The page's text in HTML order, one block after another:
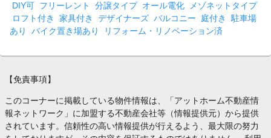
DIY可 フリーレント 分譲タイプ オール電化
メゾネットタイプ
ロフト付き
家具付き デザイナーズ バルコニー 庭付き
駐車場
あり
バイク置き場あり リフォーム・リノベーション済
【免責事項】
このコーナーに掲載している物件情報は、「アットホーム不動産情
報ネットワーク」に加盟する不動産会社等（情報提供元）から提供
されています。信頼性の高い情報提供が行えるよう、最大限の努力